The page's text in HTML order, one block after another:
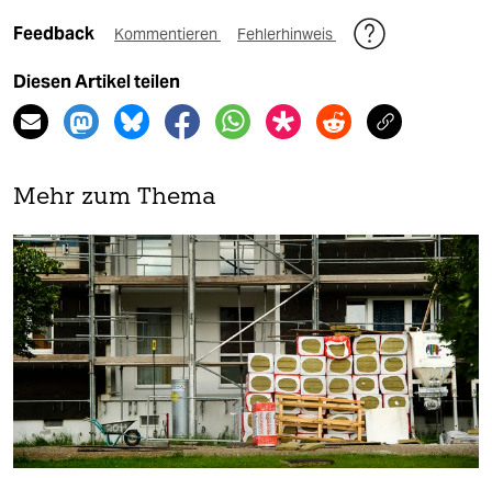
Feedback Kommentieren Fehlerhinweis
Diesen Artikel teilen
Mehr zum Thema